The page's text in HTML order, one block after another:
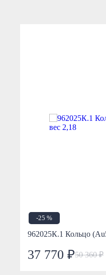
-25 %
962025К.1 Кольцо
37 770 ₽50 360 ₽